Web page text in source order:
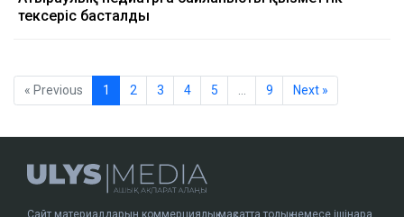
тексеріс басталды
« Previous 1 2 3 4 5 … 9 Next »
Сайт материалдарын коммерциялық мақсатта толық немесе ішінара